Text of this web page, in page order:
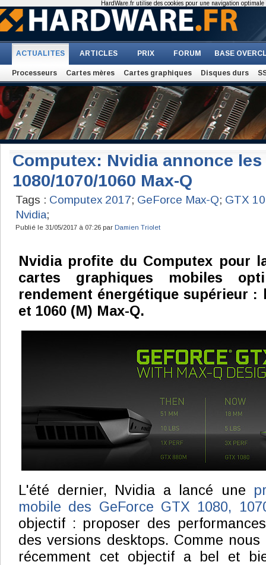
ACTUALITES ARTICLES PRIX FORUM BASE
Processeurs Cartes mères Cartes graphiques Disques durs
Computex: Nvidia annonce les
1080/1070/1060 Max-Q
Tags : Computex 2017; GeForce Max-Q; GTX
Nvidia;
Publié le 31/05/2017 à 07:26 par Damien Triolet
Nvidia profite du Computex pour
cartes graphiques mobiles
rendement énergétique supérieur :
et 1060 (M) Max-Q.
L'été dernier, Nvidia a lancé une
mobile des GeForce GTX 1080,
objectif : proposer des
des versions desktops. Comme
récemment cet objectif a bel et
HardWare.fr utilise des cookies pour une navigation